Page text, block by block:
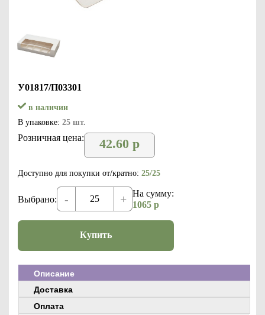
У01817/П03301
в наличии
В упаковке: 25 шт.
Розничная цена: 42.60 р
Доступно для покупки от/кратно: 25/25
Выбрано: - +
На сумму:
1065 р
Купить
Описание
Доставка
Оплата